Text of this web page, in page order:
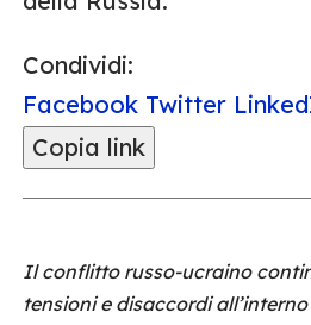
Condividi:
Facebook Twitter
Copia link
Il conflitto russo-ucraino
tensioni e disaccordi